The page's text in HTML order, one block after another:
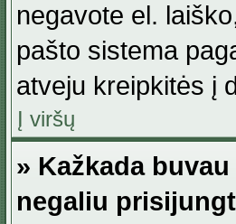
negavote el.
pašto sistema
atveju kreipkitės į
Į viršų
» Kažkada
negaliu